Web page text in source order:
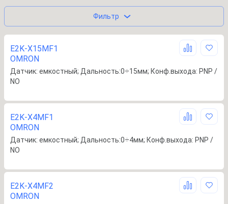
Фильтр
E2K-X15MF1
OMRON
Датчик: емкостный; Дальность:0÷15мм; Конф.выхода: PNP /
NO
E2K-X4MF1
OMRON
Датчик: емкостный; Дальность:0÷4мм; Конф.выхода: PNP /
NO
E2K-X4MF2
OMRON